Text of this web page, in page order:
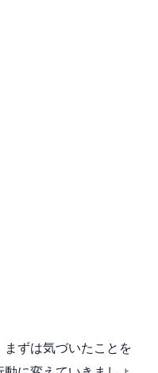
ずは気づいたことを